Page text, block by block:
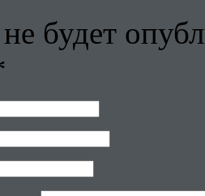
будет